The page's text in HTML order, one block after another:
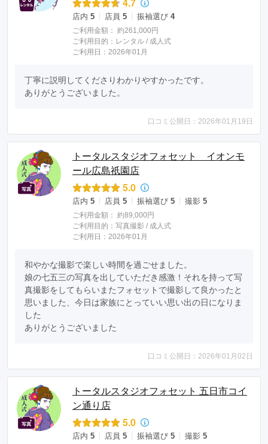
店内 5 店員 5 振袖選び 4
ご利用金額： 約261,000円
ご利用目的： レンタル / 成人式
ご利用日：2026年01月
丁寧に説明してくださりわかりやすかったです。
ありがとうございました。
口コミ公開日：2026年01月19日
トータルスタジオフォセット イオンモ
ール広島祇園店
5.0
店内 5 店員 5 振袖選び 5 撮影 5
ご利用金額： 約89,000円
ご利用目的： 写真撮影 / 成人式
ご利用日：2026年01月
和やかな撮影で楽しい時間を過ごせました。
娘の七五三の写真を出していただき感激！それを持って写
真撮影をしてもらいまたフォセットで撮影して良かったと
思いました、今日は家族にとっていい思い出の日になりま
した
ありがとうございました
口コミ公開日：2026年01月02日
トータルスタジオフォセット 五日市コイ
ン通り店
5.0
店内 5 店員 5 振袖選び 5 撮影 5